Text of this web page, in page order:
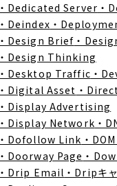
・Dedicated Server ・
・Deindex ・
・Design Brief ・
・Design Thinking
・Desktop Traffic ・
・Digital Asset ・
・Display Advertising
・Display Network ・
・Dofollow Link ・DOM
・Doorway Page ・
・Drip Email ・Dripキ